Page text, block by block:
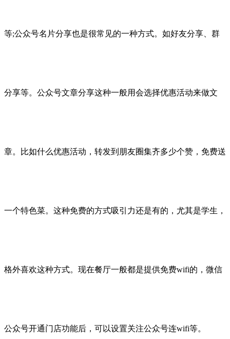
等;公众号名片分享也是很常见的一种方式。如好友分享、群
分享等。公众号文章分享这种一般用会选择优惠活动来做文
章。比如什么优惠活动，转发到朋友圈集齐多少个赞，免费送
一个特色菜。这种免费的方式吸引力还是有的，尤其是学生，
格外喜欢这种方式。现在餐厅一般都是提供免费wifi的，微信
公众号开通门店功能后，可以设置关注公众号连wifi等。